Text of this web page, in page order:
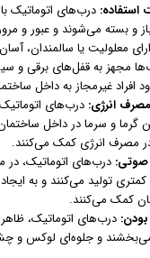
استفاده: درب‌های اتوماتیک
و بسته می‌شوند و عبور و مرور
معلولیت یا سالمندان،
مجهز به قفل‌های برقی و
افراد غیرمجاز به داخل
انرژی: درب‌های
گرما و سرما در داخل
مصرف انرژی کمک می‌کنند.
درب‌های اتوماتیک، در
تولید می‌کنند و به
کمک می‌کنند.
درب‌های اتوماتیک،
و جلوه‌ای لوکس و